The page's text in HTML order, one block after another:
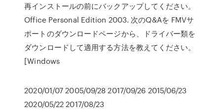
再インストールの前にバックアップしてください。
Office Personal Edition 2003. 次のQ&Aを FMVサ
ポートのダウンロードページから、ドライバー類を
ダウンロードして適用する方法を教えてください。
[Windows
2020/01/07 2005/09/28 2017/09/26 2015/06/23
2020/05/22 2017/08/23